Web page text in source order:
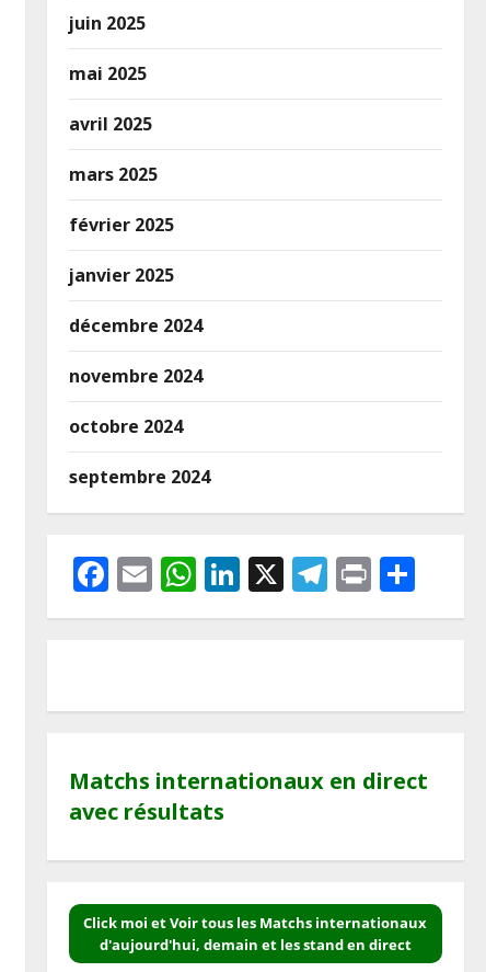
juin 2025
mai 2025
avril 2025
mars 2025
février 2025
janvier 2025
décembre 2024
novembre 2024
octobre 2024
septembre 2024
Facebook
EmailWhatsApp
LinkedIn
X Telegram
Print
Matchs internationaux en direct
avec résultats
Click moi et Voir tous les Matchs internationaux
d'aujourd'hui, demain et les stand en direct